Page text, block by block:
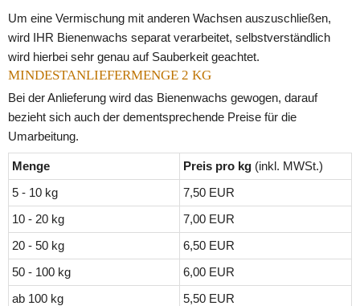
Um eine Vermischung mit anderen Wachsen auszuschließen,
wird IHR Bienenwachs separat verarbeitet, selbstverständlich
wird hierbei sehr genau auf Sauberkeit geachtet.
MINDESTANLIEFERMENGE 2 KG
Bei der Anlieferung wird das Bienenwachs gewogen, darauf
bezieht sich auch der dementsprechende Preise für die
Umarbeitung.
Menge Preis pro kg (inkl. MWSt.)
5 - 10 kg
7,50 EUR
10 - 20 kg
7,00 EUR
20 - 50 kg
6,50 EUR
50 - 100 kg
6,00 EUR
ab 100 kg
5,50 EUR